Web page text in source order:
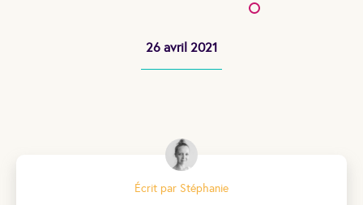
26 avril 2021
Écrit par Stéphanie